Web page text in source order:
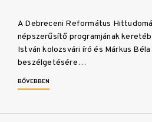
A Debreceni Református
népszerűsítő programjának
István kolozsvári író és Márkus
beszélgetésére…
BŐVEBBEN